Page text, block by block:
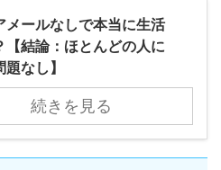
メールなしで本当に生活
【結論：ほとんどの人に
なし】
続きを見る